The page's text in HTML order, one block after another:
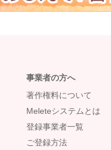
事業者の方へ
著作権料について
Meleteシステムとは
登録事業者一覧
ご登録方法